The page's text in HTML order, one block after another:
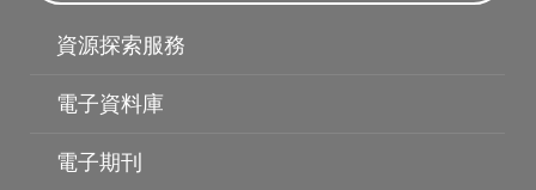
博碩士論文
資源探索服務
電子資料庫
電子期刊